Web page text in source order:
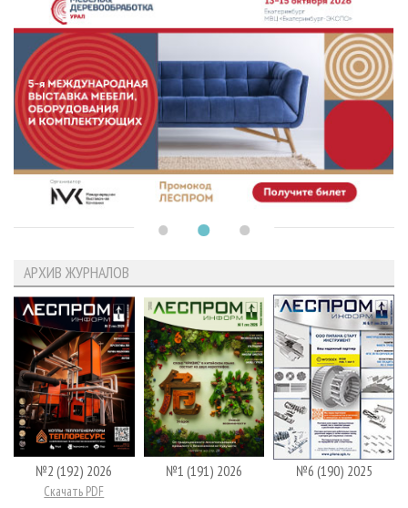
АРХИВ ЖУРНАЛОВ
№2 (192) 2026
Скачать PDF
№1 (191) 2026 №6 (190) 2025